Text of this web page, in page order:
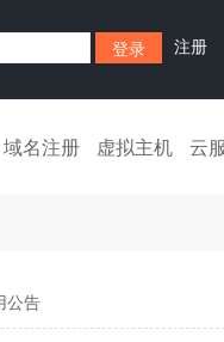
注册
域名注册 虚拟主机 云
公告